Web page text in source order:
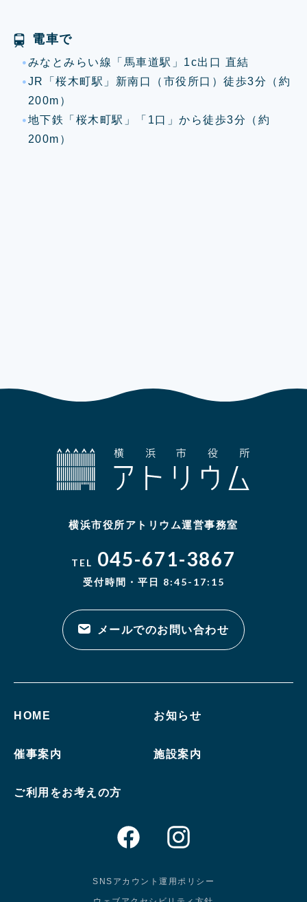
電車で
みなとみらい線「馬車道駅」1c出口 直結
JR「桜木町駅」新南口（市役所口）徒歩3分（約
200m）
地下鉄「桜木町駅」「1口」から徒歩3分（約
200m）
横浜市役所アトリウム運営事務室
TEL 045-671-3867
受付時間・平日 8:45-17:15
メールでのお問い合わせ
HOME お知らせ
催事案内 施設案内
ご利用をお考えの方
SNSアカウント運用ポリシー